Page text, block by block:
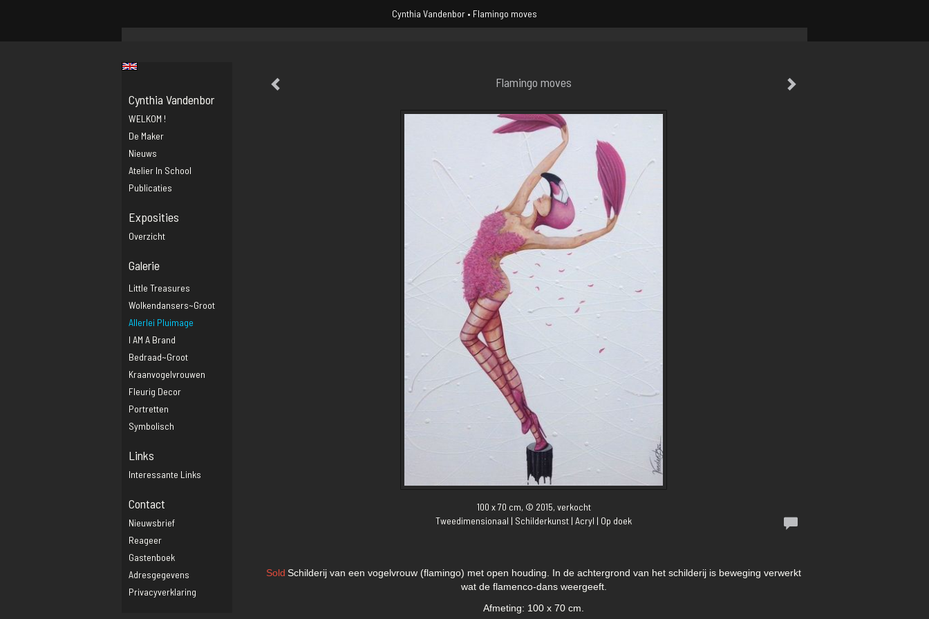
Cynthia Vandenbor Flamingo moves
Flamingo moves
100 x 70 cm, © 2015, verkocht
Tweedimensionaal | Schilderkunst | Acryl | Op doek
Sold Schilderij van een vogelvrouw (flamingo) met open houding. In de achtergrond van het schilderij is beweging verwerkt
wat de flamenco-dans weergeeft.
Afmeting: 100 x 70 cm.
Cynthia Vandenbor
WELKOM !
De Maker
Nieuws
Atelier In School
Publicaties
Exposities
Overzicht
Galerie
Little Treasures
Wolkendansers~groot
Allerlei Pluimage
I AM A Brand
Bedraad~groot
Kraanvogelvrouwen
Fleurig Decor
Portretten
Symbolisch
Links
Interessante Links
Contact
Nieuwsbrief
Reageer
Gastenboek
Adresgegevens
Privacyverklaring